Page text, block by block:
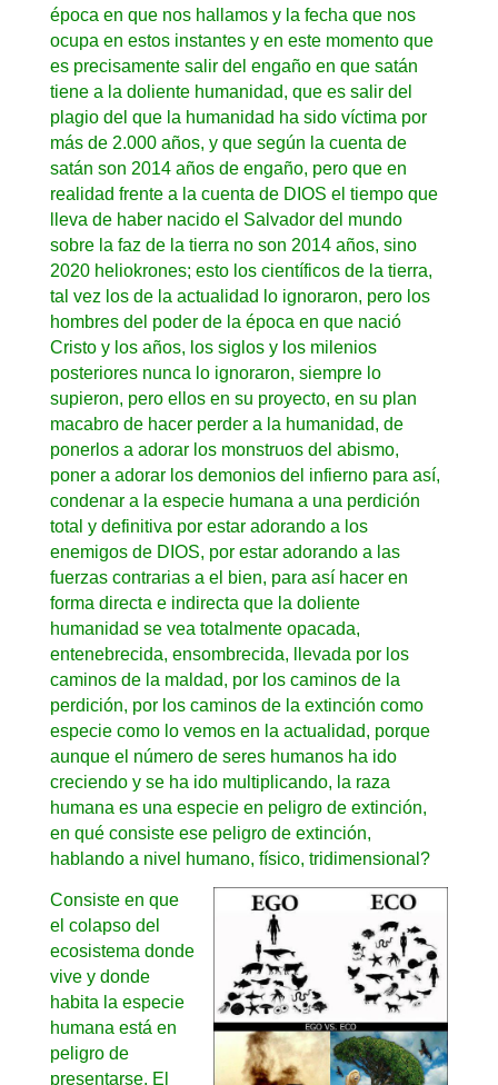
época en que nos hallamos y la fecha que nos
ocupa en estos instantes y en este momento que
es precisamente salir del engaño en que satán
tiene a la doliente humanidad, que es salir del
plagio del que la humanidad ha sido víctima por
más de 2.000 años, y que según la cuenta de
satán son 2014 años de engaño, pero que en
realidad frente a la cuenta de DIOS el tiempo que
lleva de haber nacido el Salvador del mundo
sobre la faz de la tierra no son 2014 años, sino
2020 heliokrones; esto los científicos de la tierra,
tal vez los de la actualidad lo ignoraron, pero los
hombres del poder de la época en que nació
Cristo y los años, los siglos y los milenios
posteriores nunca lo ignoraron, siempre lo
supieron, pero ellos en su proyecto, en su plan
macabro de hacer perder a la humanidad, de
ponerlos a adorar los monstruos del abismo,
poner a adorar los demonios del infierno para así,
condenar a la especie humana a una perdición
total y definitiva por estar adorando a los
enemigos de DIOS, por estar adorando a las
fuerzas contrarias a el bien, para así hacer en
forma directa e indirecta que la doliente
humanidad se vea totalmente opacada,
entenebrecida, ensombrecida, llevada por los
caminos de la maldad, por los caminos de la
perdición, por los caminos de la extinción como
especie como lo vemos en la actualidad, porque
aunque el número de seres humanos ha ido
creciendo y se ha ido multiplicando, la raza
humana es una especie en peligro de extinción,
en qué consiste ese peligro de extinción,
hablando a nivel humano, físico, tridimensional?
Consiste en que
el colapso del
ecosistema donde
vive y donde
habita la especie
humana está en
peligro de
presentarse. El